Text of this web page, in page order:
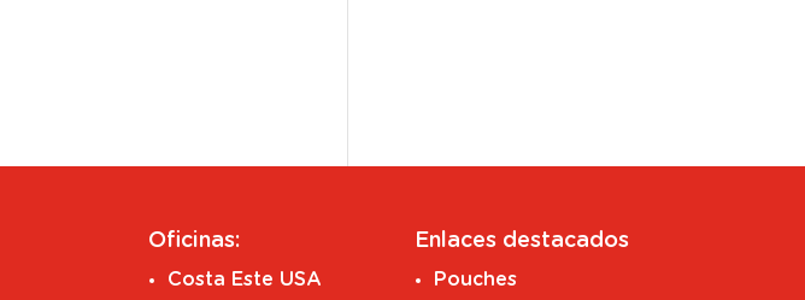
Oficinas:
Costa Este USA
Enlaces destacados
Pouches